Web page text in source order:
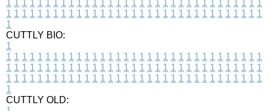
1 1 1 1 1 1 1 1 1 1 1 1 1 1 1 1 1 1 1 1 1 1 1 1 1 1 1 1 1 1 1 1 1
1 1 1 1 1 1 1 1 1 1 1 1 1 1 1 1 1 1 1 1 1 1 1 1 1 1 1 1 1 1 1 1 1
1
CUTTLY BIO:
1
1 1 1 1 1 1 1 1 1 1 1 1 1 1 1 1 1 1 1 1 1 1 1 1 1 1 1 1 1 1 1 1 1
1 1 1 1 1 1 1 1 1 1 1 1 1 1 1 1 1 1 1 1 1 1 1 1 1 1 1 1 1 1 1 1 1
1 1 1 1 1 1 1 1 1 1 1 1 1 1 1 1 1 1 1 1 1 1 1 1 1 1 1 1 1 1 1 1 1
1
CUTTLY OLD: